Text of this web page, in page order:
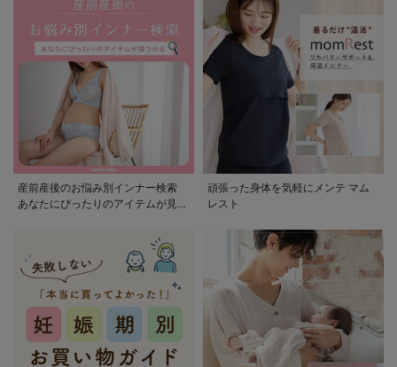
産前産後のお悩み別インナー検索
あなたにぴったりのアイテムが見つ
頑張った身体を気軽にメンテ マム
レスト